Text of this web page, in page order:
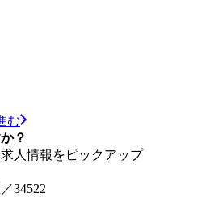
む
？
人情報をピックアップ
34522